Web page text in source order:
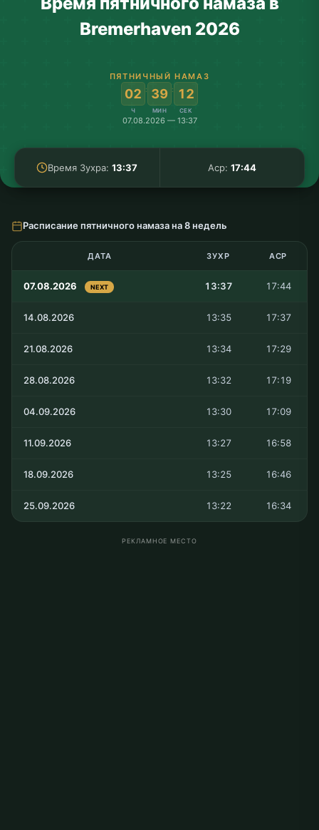
Bremerhaven 2026
ПЯТНИЧНЫЙ НАМАЗ
02
Ч
: 39
МИН
: 12
СЕК
07.08.2026 — 13:37
Время Зухра:13:37 Аср: 17:44
Расписание пятничного намаза на 8 недель
ДАТА ЗУХР АСР
07.08.2026 NEXT 13:37 17:44
14.08.2026 13:35 17:37
21.08.2026 13:34 17:29
28.08.2026 13:32 17:19
04.09.2026 13:30 17:09
11.09.2026 13:27 16:58
18.09.2026 13:25 16:46
25.09.2026 13:22 16:34
РЕКЛАМНОЕ МЕСТО